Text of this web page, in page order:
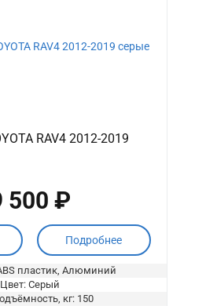
RAV4 2012-2019
500 ₽
Подробнее
пластик, Алюминий
Цвет: Серый
кг: 150